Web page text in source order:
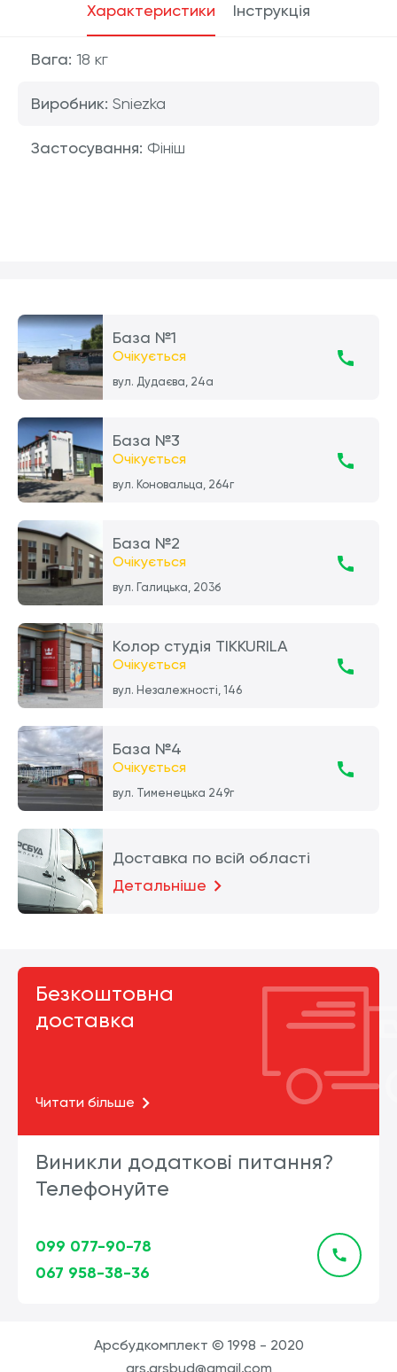
Характеристики Інструкція
Вага: 18 кг
Виробник: Sniezka
Застосування: Фініш
База №1
Очікується
вул. Дудаєва, 24а
База №3
Очікується
вул. Коновальца, 264г
База №2
Очікується
вул. Галицька, 203б
Колор студія TIKKURILA
Очікується
вул. Незалежності, 146
База №4
Очікується
вул. Тименецька 249г
Доставка по всій області
Детальніше
Безкоштовна
доставка
Читати більше
Виникли додаткові питання?
Телефонуйте
099 077-90-78
067 958-38-36
ars.arsbud@gmail.com
Арсбудкомплект © 1998 - 2020